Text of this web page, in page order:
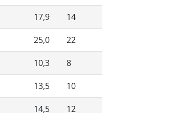
17,9 14
25,0 22
10,3 8
13,5 10
14,5 12